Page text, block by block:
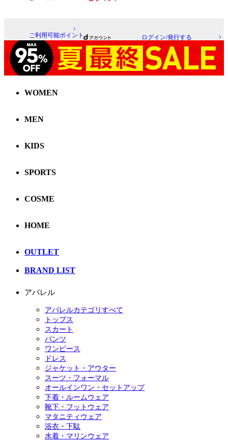
ご利用可能ポイント ログイン/発行する
WOMEN
MEN
KIDS
SPORTS
COSME
HOME
OUTLET
BRAND LIST
アパレル
アパレルカテゴリすべて
トップス
スカート
パンツ
ワンピース
ドレス
ジャケット・アウター
スーツ・フォーマル
オールインワン・セットアップ
下着・ルームウェア
靴下・フットウェア
マタニティウェア
浴衣・下駄
水着・マリンウェア